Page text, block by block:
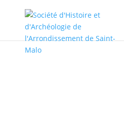
* * Template name: No sidebars */